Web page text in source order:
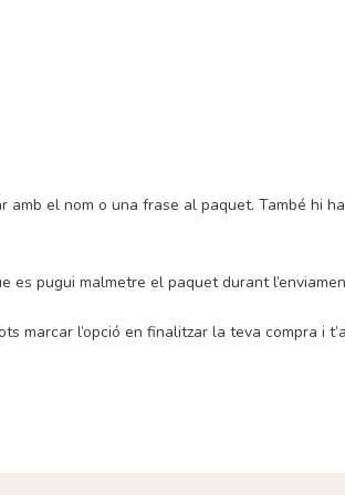
el nom o una frase al paquet. També hi ha
pugui malmetre el paquet durant
marcar l’opció en finalitzar la teva compra i